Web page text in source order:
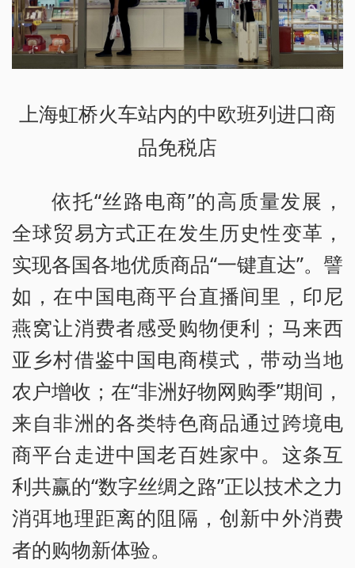
上海虹桥火车站内的中欧班列进口商
品免税店
依托“丝路电商”的高质量发展，
全球贸易方式正在发生历史性变革，
实现各国各地优质商品“一键直达”。譬
如，在中国电商平台直播间里，印尼
燕窝让消费者感受购物便利；马来西
亚乡村借鉴中国电商模式，带动当地
农户增收；在“非洲好物网购季”期间，
来自非洲的各类特色商品通过跨境电
商平台走进中国老百姓家中。这条互
利共赢的“数字丝绸之路”正以技术之力
消弭地理距离的阻隔，创新中外消费
者的购物新体验。